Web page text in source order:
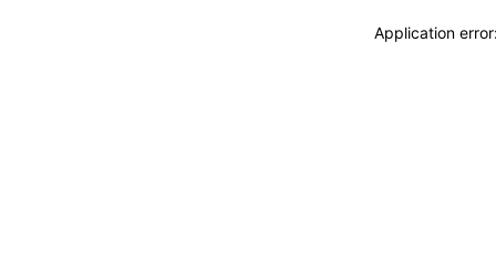
Application